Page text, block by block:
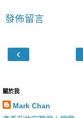
發佈留言
‹
關於我
Mark Chan